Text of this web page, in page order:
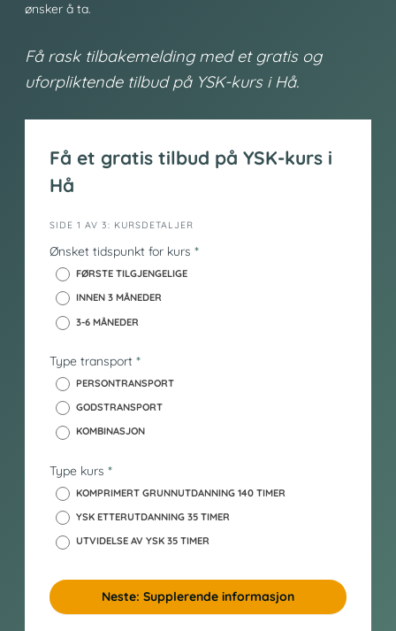
ønsker å ta.
Få rask tilbakemelding med et gratis og
uforpliktende tilbud på YSK-kurs i Hå.
Få et gratis tilbud på YSK-kurs i
Hå
i
n
o
_
SIDE 1 AV 3: KURSDETALJER
Ønsket tidspunkt for kurs *
FØRSTE TILGJENGELIGE
INNEN 3 MÅNEDER
3-6 MÅNEDER
Type transport *
PERSONTRANSPORT
GODSTRANSPORT
KOMBINASJON
Type kurs *
KOMPRIMERT GRUNNUTDANNING 140 TIMER
YSK ETTERUTDANNING 35 TIMER
UTVIDELSE AV YSK 35 TIMER
Neste: Supplerende informasjon